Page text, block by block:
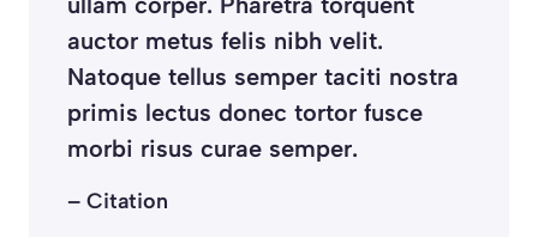
auctor metus felis nibh velit.
Natoque tellus semper taciti nostra
primis lectus donec tortor fusce
morbi risus curae semper.
– Citation